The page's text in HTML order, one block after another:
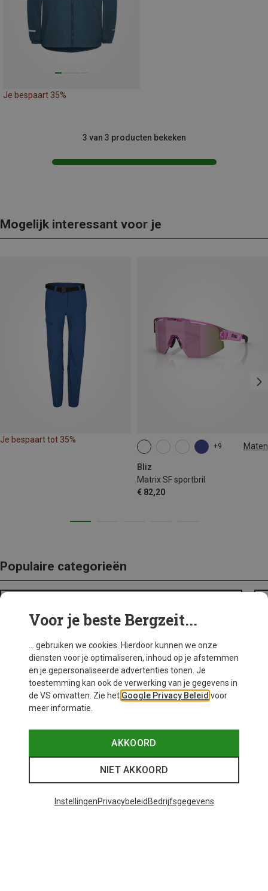
Je bespaart 35%
3 van 3 producten bekeken
Mogelijk interessant voor je
Je bespaart tot 35%
+9 Maten
Bliz
Matrix SF sportbril
€ 82,20
ONE SIZE
Populaire categorieën
Voor je beste Bergzeit...
... gebruiken we cookies. Hierdoor kunnen we onze
diensten voor je optimaliseren, inhoud op je afstemmen
en je gepersonaliseerde advertenties tonen. Je
toestemming kan ook de verwerking van je gegevens in
de VS omvatten. Zie het Google Privacy Beleid voor
meer informatie.
AKKOORD
NIET AKKOORD
InstellingenPrivacybeleid Bedrijfsgegevens